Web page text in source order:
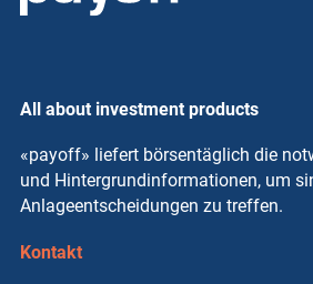
All about investment products
«payoff» liefert börsentäglich die
und Hintergrundinformationen, um
Anlageentscheidungen zu treffen.
Kontakt